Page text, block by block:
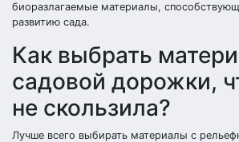
биоразлагаемые материалы,
развитию сада.
Как выбрать
садовой дорожки,
не скользила?
Лучше всего выбирать материалы с